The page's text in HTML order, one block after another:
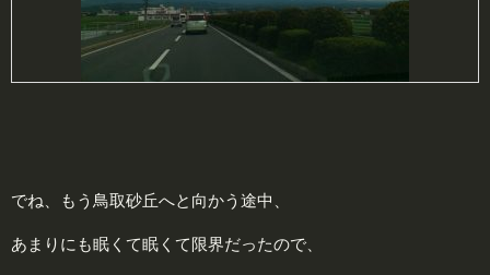
でね、もう鳥取砂丘へと向かう途中、
あまりにも眠くて眠くて限界だったので、